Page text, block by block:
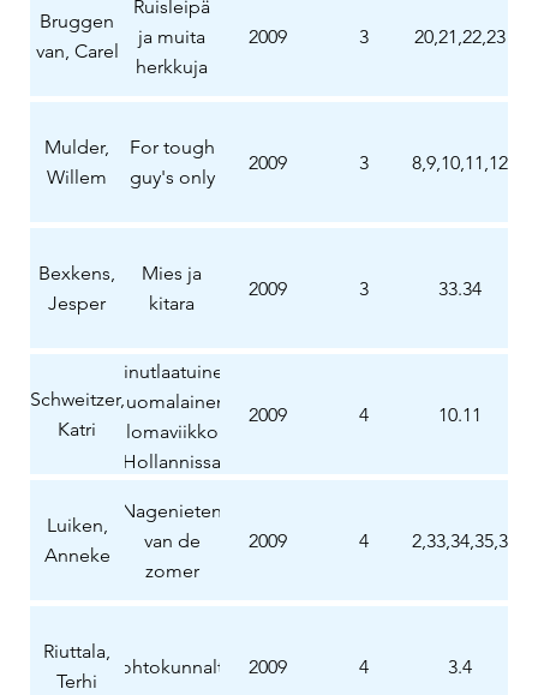
Bruggen
van, Carel
Ruisleipä
ja muita
herkkuja
2009 3 20,21,22,23
Mulder,
Willem
For tough
guy's only
2009 3 8,9,10,11,12
Bexkens,
Jesper
Mies ja
kitara
2009 3 33.34
Schweitzer,
Katri
Ainutlaatuinen
suomalainen
lomaviikko
Hollannissa
2009 4 10.11
Luiken,
Anneke
Nagenieten
van de
zomer
2009 4 32,33,34,35,36
Riuttala,
Terhi
Johtokunnalta 2009 4 3.4